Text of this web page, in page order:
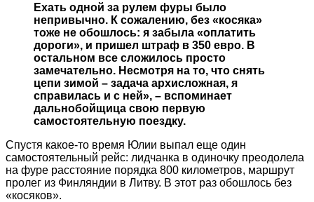
Ехать одной за рулем фуры было
непривычно. К сожалению, без «косяка»
тоже не обошлось: я забыла «оплатить
дороги», и пришел штраф в 350 евро. В
остальном все сложилось просто
замечательно. Несмотря на то, что снять
цепи зимой – задача архисложная, я
справилась и с ней», – вспоминает
дальнобойщица свою первую
самостоятельную поездку.
Спустя какое-то время Юлии выпал еще один
самостоятельный рейс: лидчанка в одиночку преодолела
на фуре расстояние порядка 800 километров, маршрут
пролег из Финляндии в Литву. В этот раз обошлось без
«косяков».